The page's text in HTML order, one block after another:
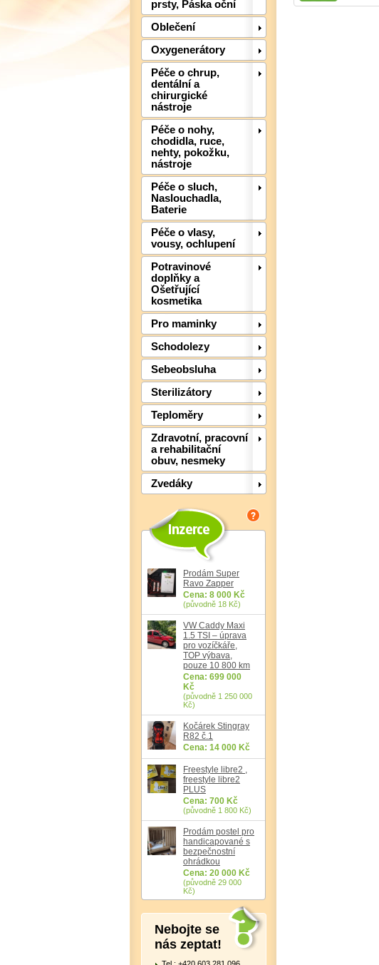
prsty, Páska oční
Oblečení
Oxygenerátory
Péče o chrup,
dentální a
chirurgické
nástroje
Péče o nohy,
chodidla, ruce,
nehty, pokožku,
nástroje
Péče o sluch,
Naslouchadla,
Baterie
Péče o vlasy,
vousy, ochlupení
Potravinové
doplňky a
Ošetřující
kosmetika
Pro maminky
Schodolezy
Sebeobsluha
Sterilizátory
Teploměry
Zdravotní, pracovní
a rehabilitační
obuv, nesmeky
Zvedáky
Prodám Super
Ravo Zapper
Cena: 8 000 Kč
(původně 18 Kč)
VW Caddy Maxi
1.5 TSI – úprava
pro vozíčkáře,
TOP výbava,
pouze 10 800 km
Cena: 699 000
Kč
(původně 1 250 000
Kč)
Kočárek Stingray
R82 č.1
Cena: 14 000 Kč
Freestyle libre2 ,
freestyle libre2
PLUS
Cena: 700 Kč
(původně 1 800 Kč)
Prodám postel pro
handicapované s
bezpečnostní
ohrádkou
Cena: 20 000 Kč
(původně 29 000
Kč)
Nebojte se
nás zeptat!